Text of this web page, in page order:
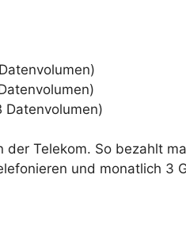
Datenvolumen)
Telekom. So bezahlt
und monatlich 3